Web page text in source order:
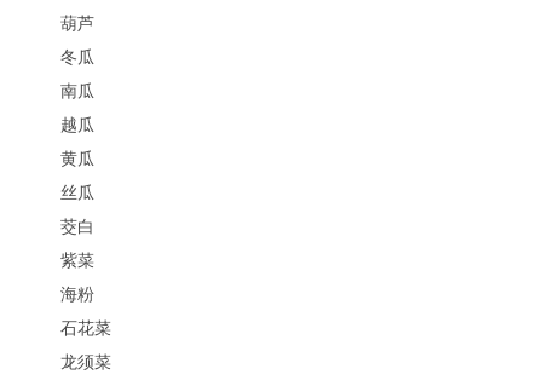
葫芦
冬瓜
南瓜
越瓜
黄瓜
丝瓜
茭白
紫菜
海粉
石花菜
龙须菜